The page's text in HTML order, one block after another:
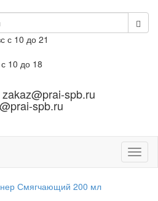
с 10 до 21
10 до 18
spb.ru
spb.ru